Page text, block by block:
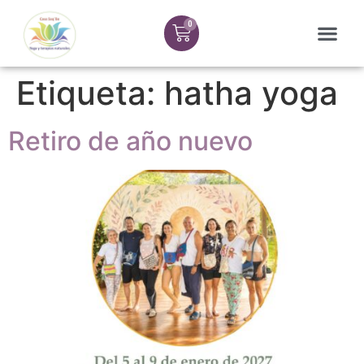
Etiqueta: hatha yoga
Retiro de año nuevo